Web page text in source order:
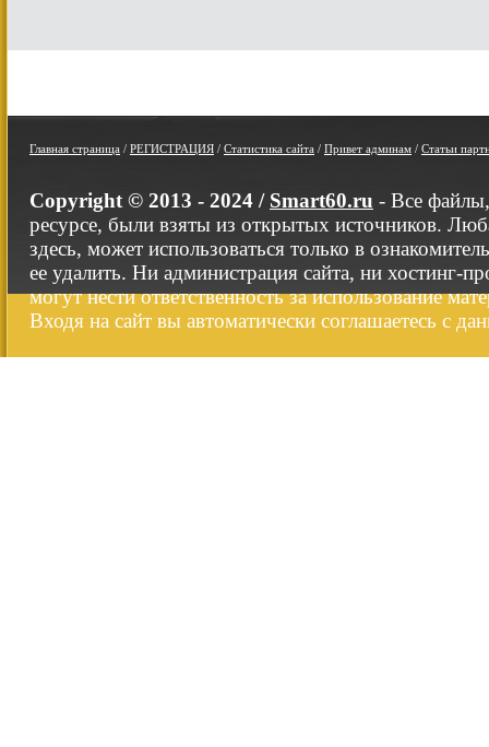
Главная страница / РЕГИСТРАЦИЯ / Статистика сайта / Привет админам / Статьи
Copyright © 2013 - 2024 / Smart60.ru - Все
ресурсе, были взяты из открытых источников.
здесь, может использоваться только в
ее удалить. Ни администрация сайта, ни хостинг-
могут нести ответственность за использование
Входя на сайт вы автоматически соглашаетесь с